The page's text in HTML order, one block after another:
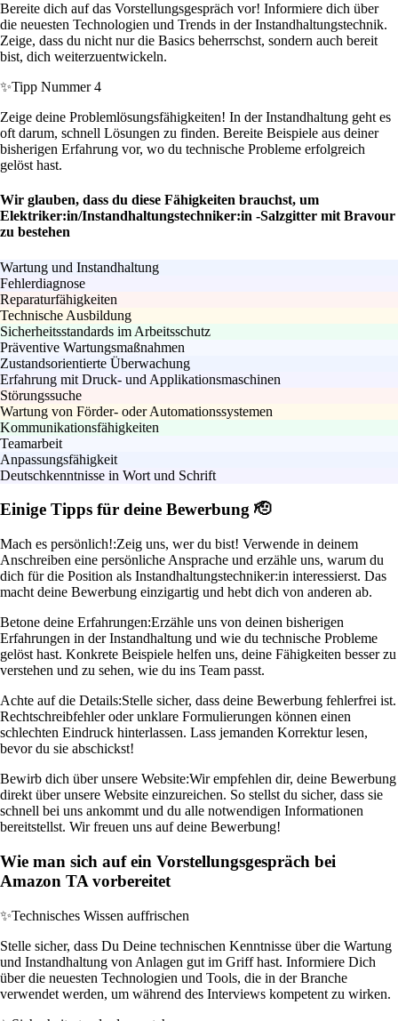
Bereite dich auf das Vorstellungsgespräch vor! Informiere dich über
die neuesten Technologien und Trends in der Instandhaltungstechnik.
Zeige, dass du nicht nur die Basics beherrschst, sondern auch bereit
bist, dich weiterzuentwickeln.
✨Tipp Nummer 4
Zeige deine Problemlösungsfähigkeiten! In der Instandhaltung geht es
oft darum, schnell Lösungen zu finden. Bereite Beispiele aus deiner
bisherigen Erfahrung vor, wo du technische Probleme erfolgreich
gelöst hast.
Wir glauben, dass du diese Fähigkeiten brauchst, um
Elektriker:in/Instandhaltungstechniker:in -Salzgitter mit Bravour
zu bestehen
Wartung und Instandhaltung
Fehlerdiagnose
Reparaturfähigkeiten
Technische Ausbildung
Sicherheitsstandards im Arbeitsschutz
Präventive Wartungsmaßnahmen
Zustandsorientierte Überwachung
Erfahrung mit Druck- und Applikationsmaschinen
Störungssuche
Wartung von Förder- oder Automationssystemen
Kommunikationsfähigkeiten
Teamarbeit
Anpassungsfähigkeit
Deutschkenntnisse in Wort und Schrift
Einige Tipps für deine Bewerbung 🫡
Mach es persönlich!:Zeig uns, wer du bist! Verwende in deinem
Anschreiben eine persönliche Ansprache und erzähle uns, warum du
dich für die Position als Instandhaltungstechniker:in interessierst. Das
macht deine Bewerbung einzigartig und hebt dich von anderen ab.
Betone deine Erfahrungen:Erzähle uns von deinen bisherigen
Erfahrungen in der Instandhaltung und wie du technische Probleme
gelöst hast. Konkrete Beispiele helfen uns, deine Fähigkeiten besser zu
verstehen und zu sehen, wie du ins Team passt.
Achte auf die Details:Stelle sicher, dass deine Bewerbung fehlerfrei ist.
Rechtschreibfehler oder unklare Formulierungen können einen
schlechten Eindruck hinterlassen. Lass jemanden Korrektur lesen,
bevor du sie abschickst!
Bewirb dich über unsere Website:Wir empfehlen dir, deine Bewerbung
direkt über unsere Website einzureichen. So stellst du sicher, dass sie
schnell bei uns ankommt und du alle notwendigen Informationen
bereitstellst. Wir freuen uns auf deine Bewerbung!
Wie man sich auf ein Vorstellungsgespräch bei
Amazon TA vorbereitet
✨Technisches Wissen auffrischen
Stelle sicher, dass Du Deine technischen Kenntnisse über die Wartung
und Instandhaltung von Anlagen gut im Griff hast. Informiere Dich
über die neuesten Technologien und Tools, die in der Branche
verwendet werden, um während des Interviews kompetent zu wirken.